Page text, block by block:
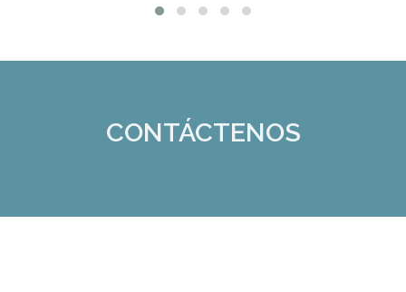
CONTÁCTENOS